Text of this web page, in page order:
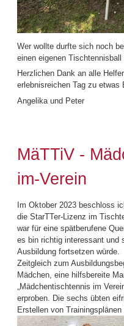
Wer wollte durfte sich noch
einen eigenen Tischtennisball
Herzlichen Dank an alle
erlebnisreichen Tag zu etwas
Angelika und Peter
MäTTiV -
im-Verein
Im Oktober 2023 beschloss
die StarTTer-Lizenz im
war für eine spätberufene
es bin richtig interessant und
Ausbildung fortsetzen würde.
Zeitgleich zum
Mädchen, eine hilfsbereite
„Mädchentischtennis im
erproben. Die sechs übten
Erstellen von Trainingsplänen